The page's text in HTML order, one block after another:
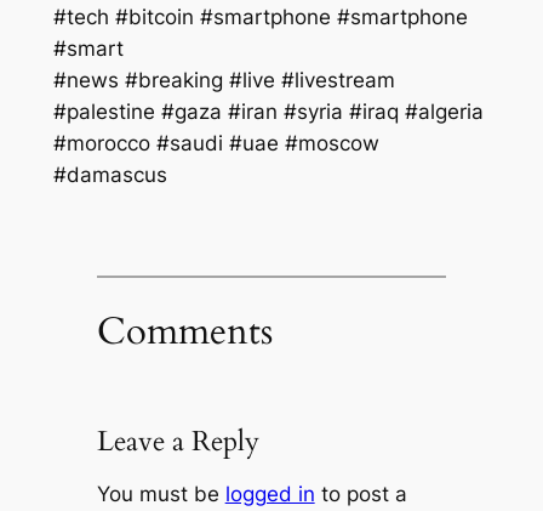
#tech #bitcoin #smartphone #smartphone
#smart
#palestine #gaza #iran #syria #iraq #algeria
#morocco #saudi #uae #moscow
#damascus
Comments
Leave a Reply
You must be logged in to post a